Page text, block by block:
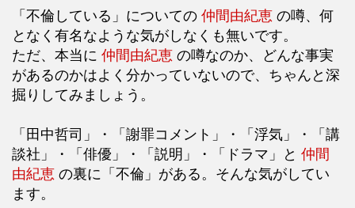
「不倫している」についての 仲間由紀恵 の噂、何
となく有名なような気がしなくも無いです。
ただ、本当に 仲間由紀恵 の噂なのか、どんな事実
があるのかはよく分かっていないので、ちゃんと深
掘りしてみましょう。
「田中哲司」・「謝罪コメント」・「浮気」・「講
談社」・「俳優」・「説明」・「ドラマ」と 仲間
由紀恵 の裏に「不倫」がある。そんな気がしてい
ます。